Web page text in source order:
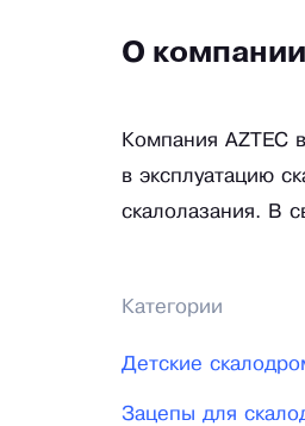
О компании
Компания AZTEC
в эксплуатацию
скалолазания. В
Категории
Детские
Зацепы для